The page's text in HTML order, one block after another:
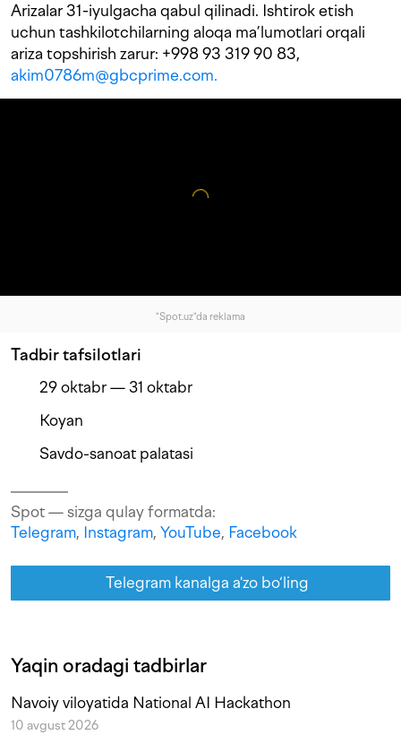
Arizalar 31-iyulgacha qabul qilinadi. Ishtirok etish
uchun tashkilotchilarning aloqa ma’lumotlari orqali
ariza topshirish zarur: +998 93 319 90 83,
akim0786m@gbcprime.com.
"Spot.uz"da reklama
Tadbir tafsilotlari
29 oktabr — 31 oktabr
Koyan
Savdo-sanoat palatasi
Spot — sizga qulay formatda:
Telegram, Instagram, YouTube, Facebook
Telegram kanalga a'zo bo‘ling
Yaqin oradagi tadbirlar
Navoiy viloyatida National AI Hackathon
10 avgust 2026